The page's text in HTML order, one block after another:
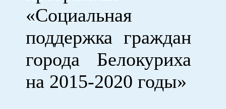
«Социальная
поддержка граждан
города Белокуриха
на 2015-2020 годы»